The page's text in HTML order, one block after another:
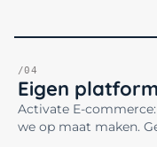
/04
Eigen platform
Activate E-
we op maat maken.